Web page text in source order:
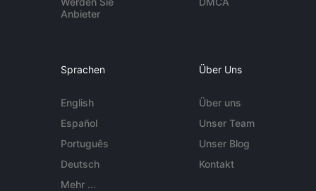
Anbieter
Sprachen
English
Español
Português
Deutsch
Mehr ...
Über Uns
Über uns
Unser Team
Unser Blog
Kontakt